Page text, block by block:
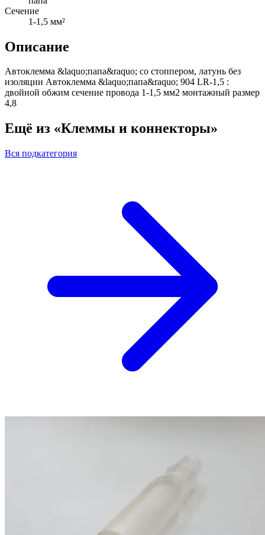
Сечение
1-1,5 мм²
Описание
Автоклемма &laquo;папа&raquo; со стоппером, латунь без
изоляции Автоклемма &laquo;папа&raquo; 904 LR-1,5 :
двойной обжим сечение провода 1-1,5 мм2 монтажный размер
4,8
Ещё из «Клеммы и коннекторы»
Вся подкатегория